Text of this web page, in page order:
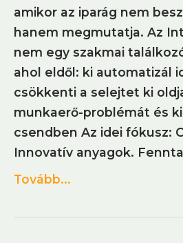
amikor az iparág nem
hanem megmutatja. Az
nem egy szakmai
ahol eldől: ki automatizál
csökkenti a selejtet ki
munkaerő-problémát és
csendben Az idei fókusz:
Innovatív anyagok.
Tovább...